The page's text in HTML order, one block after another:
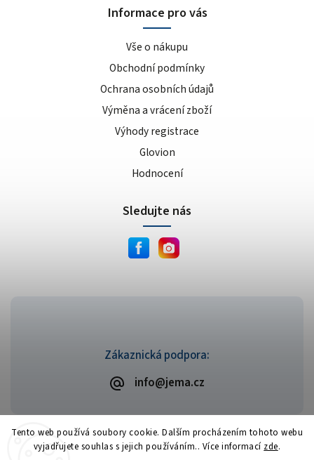
Tento web používá soubory cookie. Dalším procházením tohoto webu
vyjadřujete souhlas s jejich používáním.. Více informací zde.
Zákaznická podpora:
info@jema.cz
Informace pro vás
Vše o nákupu
Obchodní podmínky
Ochrana osobních údajů
Výměna a vrácení zboží
Výhody registrace
Glovion
Hodnocení
Sledujte nás
Copyright 2026JEMA.cz. Všechna práva vyhrazena.